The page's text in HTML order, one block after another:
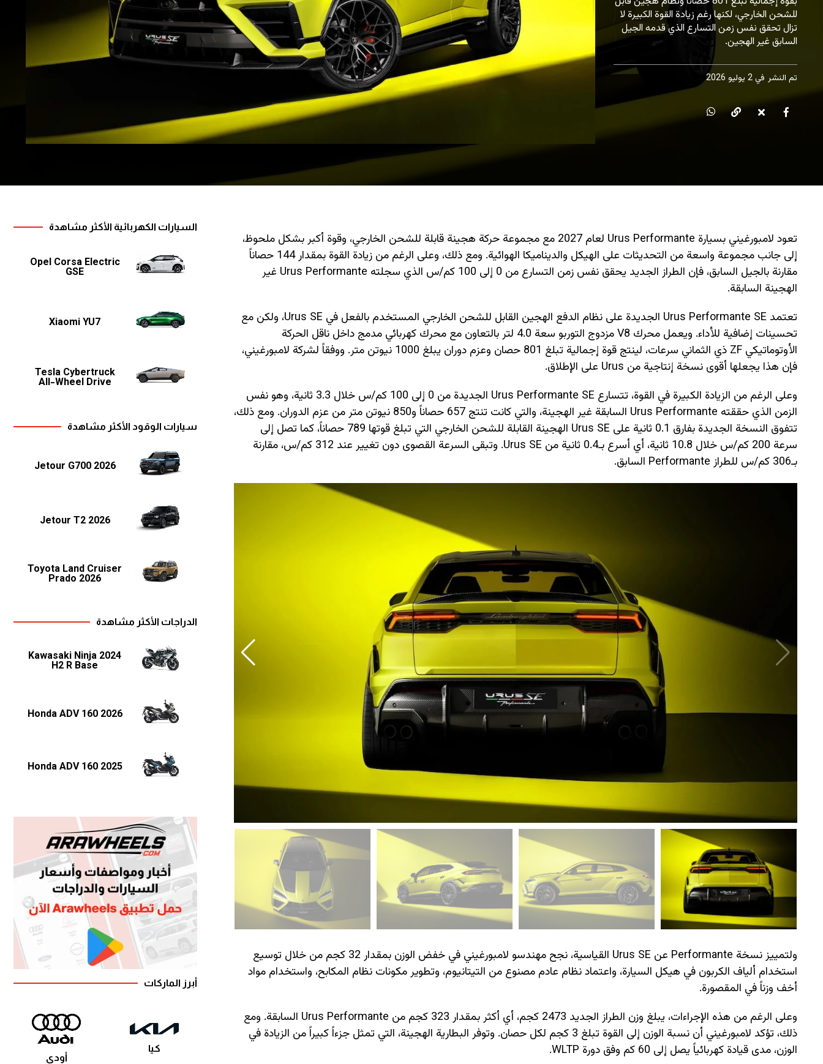
للشحن الخارجي، لكنها رغم زيادة القوة الكبيرة لا
تزال تحقق نفس زمن التسارع الذي قدمه الجيل
السابق غير الهجين.
تم النشر في 2 يوليو 2026
تعود لامبورغيني بسيارة Urus Performante لعام 2027 مع مجموعة حركة هجينة قابلة للشحن الخارجي، وقوة أكبر بشكل ملحوظ،
إلى جانب مجموعة واسعة من التحديثات على الهيكل والديناميكا الهوائية. ومع ذلك، وعلى الرغم من زيادة القوة بمقدار 144 حصاناً
مقارنة بالجيل السابق، فإن الطراز الجديد يحقق نفس زمن التسارع من 0 إلى 100 كم/س الذي سجلته Urus Performante غير
الهجينة السابقة.
تعتمد Urus Performante SE الجديدة على نظام الدفع الهجين القابل للشحن الخارجي المستخدم بالفعل في Urus SE، ولكن مع
تحسينات إضافية للأداء. ويعمل محرك V8 مزدوج التوربو سعة 4.0 لتر بالتعاون مع محرك كهربائي مدمج داخل ناقل الحركة
الأوتوماتيكي ZF ذي الثماني سرعات، لينتج قوة إجمالية تبلغ 801 حصان وعزم دوران يبلغ 1000 نيوتن متر. ووفقاً لشركة لامبورغيني،
فإن هذا يجعلها أقوى نسخة إنتاجية من Urus على الإطلاق.
وعلى الرغم من الزيادة الكبيرة في القوة، تتسارع Urus Performante SE الجديدة من 0 إلى 100 كم/س خلال 3.3 ثانية، وهو نفس
الزمن الذي حققته Urus Performante السابقة غير الهجينة، والتي كانت تنتج 657 حصاناً و850 نيوتن متر من عزم الدوران. ومع ذلك،
تتفوق النسخة الجديدة بفارق 0.1 ثانية على Urus SE الهجينة القابلة للشحن الخارجي التي تبلغ قوتها 789 حصاناً، كما تصل إلى
سرعة 200 كم/س خلال 10.8 ثانية، أي أسرع بـ0.4 ثانية من Urus SE. وتبقى السرعة القصوى دون تغيير عند 312 كم/س، مقارنة
بـ306 كم/س للطراز Performante السابق.
ولتمييز نسخة Performante عن Urus SE القياسية، نجح مهندسو لامبورغيني في خفض الوزن بمقدار 32 كجم من خلال توسيع
استخدام ألياف الكربون في هيكل السيارة، واعتماد نظام عادم مصنوع من التيتانيوم، وتطوير مكونات نظام المكابح، واستخدام مواد
أخف وزناً في المقصورة.
وعلى الرغم من هذه الإجراءات، يبلغ وزن الطراز الجديد 2473 كجم، أي أكثر بمقدار 323 كجم من Urus Performante السابقة. ومع
ذلك، تؤكد لامبورغيني أن نسبة الوزن إلى القوة تبلغ 3 كجم لكل حصان. وتوفر البطارية الهجينة، التي تمثل جزءاً كبيراً من الزيادة في
الوزن، مدى قيادة كهربائياً يصل إلى 60 كم وفق دورة WLTP.
السيارات الكهربائية الأكثر مشاهدة
Opel Corsa Electric
GSE
Xiaomi YU7
Tesla Cybertruck
All-Wheel Drive
سيارات الوقود الأكثر مشاهدة
Jetour G700 2026
Jetour T2 2026
Toyota Land Cruiser
Prado 2026
الدراجات الأكثر مشاهدة
2024 Kawasaki Ninja
H2 R Base
2026 Honda ADV 160
2025 Honda ADV 160
أبرز الماركات
كيا
أودي